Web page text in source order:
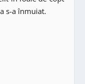
s-a înmuiat.